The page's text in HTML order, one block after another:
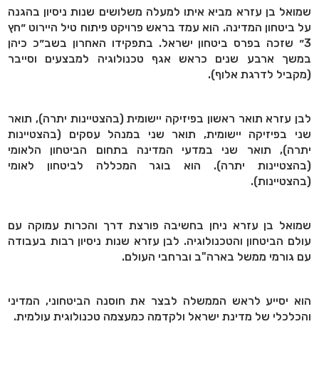
שמואל בן עזרא מביא איתו למעלה משלושים שנות ניסיון בהגנה
על ביטחון המדינה. הוא עמד בראש פרויקט פיתוח טיל היירוט ״חץ
3״ שזכה בפרס ביטחון ישראל. בתפקידו האחרון בשב״כ כיהן
במשך ארבע שנים כראש אגף טכנולוגיה למבצעים וסייבר
(מקביל לדרגת אלוף).
לבן עזרא תואר ראשון בפיזיקה יישומית (בהצטיינות יתרה), תואר
שני בפיזיקה יישומית, תואר שני במנהל עסקים (בהצטיינות
יתרה), תואר שני במדעי המדינה בתחום הביטחון הלאומי
(בהצטיינות יתרה). הוא בוגר המכללה לביטחון לאומי
(בהצטיינות).
שמואל בן עזרא ניחן בחשיבה פורצת דרך והכרות עמוקה עם
עולם הביטחון והטכנולוגיה. לבן עזרא שנות ניסיון רבות בעבודה
עם גורמי ממשל בארה"ב וברחבי העולם.
הוא יסייע לראש הממשלה לבצר את חוסנה הביטחוני, המדיני
והכלכלי של מדינת ישראל ולקדמה כמעצמה טכנולוגית עולמית.